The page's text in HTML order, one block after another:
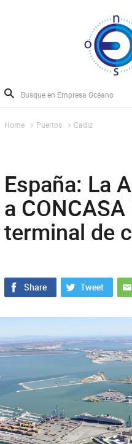
Home Puertos Cadiz
España: La
a
terminal de